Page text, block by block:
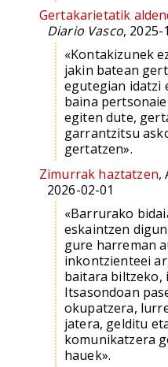
Gertakarietatik
Diario Vasco, 2025-
«Kontakizunek
jakin batean
egutegian idatzi
baina
egiten dute,
garrantzitsu
gertatzen».
Zimurrak haztatzen,
2026-02-01
«Barrurako
eskaintzen
gure harreman
inkontzienteei
baitara biltzeko,
Itsasondoan
okupatzera,
jatera, gelditu
komunikatzera
hauek».